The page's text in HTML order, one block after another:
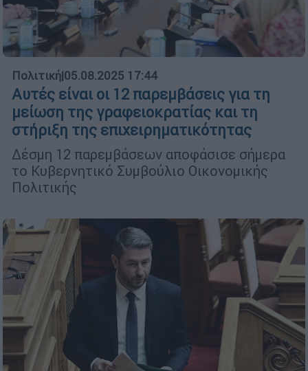
Πολιτική|05.08.2025 17:44
Αυτές είναι οι 12 παρεμβάσεις για τη
μείωση της γραφειοκρατίας και τη
στήριξη της επιχειρηματικότητας
Δέσμη 12 παρεμβάσεων αποφάσισε σήμερα
το Κυβερνητικό Συμβούλιο Οικονομικής
Πολιτικής